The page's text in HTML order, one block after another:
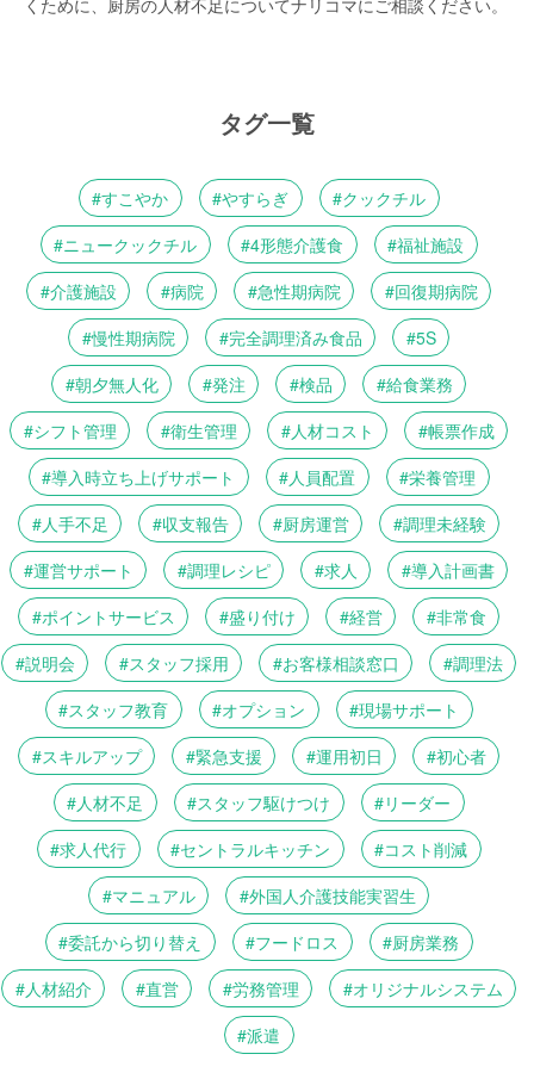
くために、厨房の人材不足についてナリコマにご相談ください。
タグ一覧
すこやか やすらぎ
クックチル
ニュークックチル
4形態介護食
福祉施設
介護施設
病院 急性期病院
回復期病院
慢性期病院
完全調理済み食品
5S
朝夕無人化
発注 検品
給食業務
シフト管理
衛生管理 人材コスト
帳票作成
導入時立ち上げサポート
人員配置
栄養管理
人手不足
収支報告 厨房運営
調理未経験
運営サポート
調理レシピ 求人
導入計画書
ポイントサービス
盛り付け 経営
非常食
説明会
スタッフ採用 お客様相談窓口
調理法
スタッフ教育
オプション
現場サポート
スキルアップ
緊急支援 運用初日
初心者
人材不足
スタッフ駆けつけ
リーダー
求人代行
セントラルキッチン
コスト削減
マニュアル
外国人介護技能実習生
委託から切り替え
フードロス
厨房業務
人材紹介
直営 労務管理
オリジナルシステム
派遣